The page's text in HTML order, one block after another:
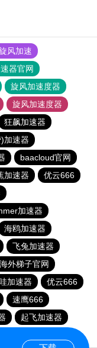
风加速
器官网
旋风加速度器
旋风加速度器
狂飙加速器
加速器
baacloud官网
加速器
优云666
加速器
海鸥加速器
飞兔加速器
海外梯子官网
加速器
优云666
速鹰666
起飞加速器